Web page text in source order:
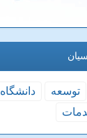
توسعه دانشگاه